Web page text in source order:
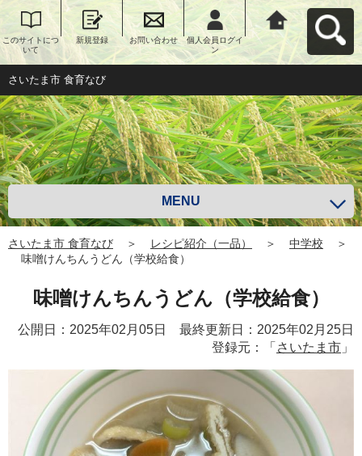
このサイトにつ
いて
新規登録 お問い合わせ
個人会員ログイ
ン
さいたま市 食育
なびへ戻る
さいたま市 食育なび
MENU
さいたま市 食育なび ＞ レシピ紹介（一品） ＞ 中学校
＞
味噌けんちんうどん（学校給食）
味噌けんちんうどん（学校給食）
公開日：2025年02月05日 最終更新日：2025年02月25日
登録元：「 さいたま市 」